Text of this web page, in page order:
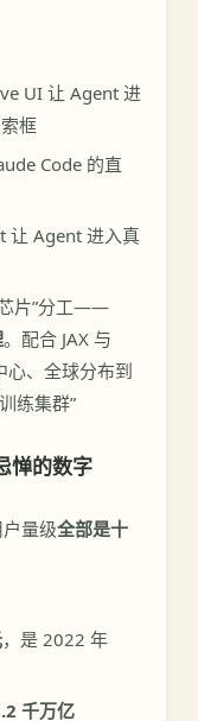
UI 让 Agent 进
框
Code 的直
让 Agent 进入真
芯片”分工——
。配合 JAX 与
心、全球分布到
练集群”
惮的数字
量级全部是十
，是 2022 年
千万亿